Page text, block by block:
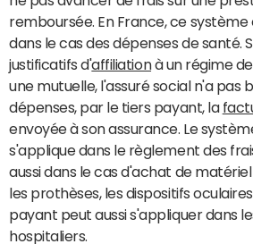
remboursée. En France, ce
dans le cas des dépenses de santé.
justificatifs d'affiliationà un régime
une mutuelle, l'assuré social n'a pas
dépenses, par le tiers payant, la
envoyée à son assurance. Le
s'applique dans le règlement des
aussi dans le cas d'achat de
les prothèses, les dispositifs
payant peut aussi s'appliquer dans
hospitaliers.